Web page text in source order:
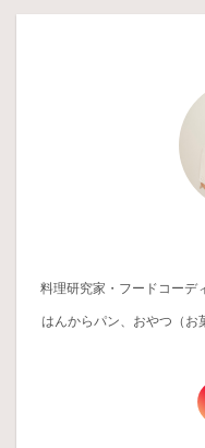
料理研究家・フードコーデ
はんからパン、おやつ（お